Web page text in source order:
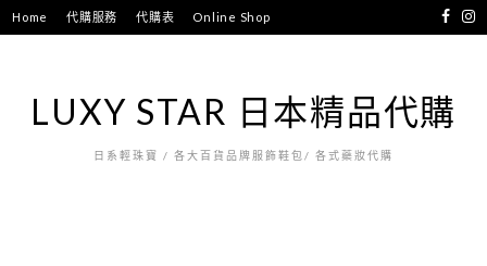
跳
至
Home 代購服務 代購表 Online Shop
LUXY STAR 日本精品代購
日系輕珠寶 / 各大百貨品牌服飾鞋包/ 各式藥妝代購